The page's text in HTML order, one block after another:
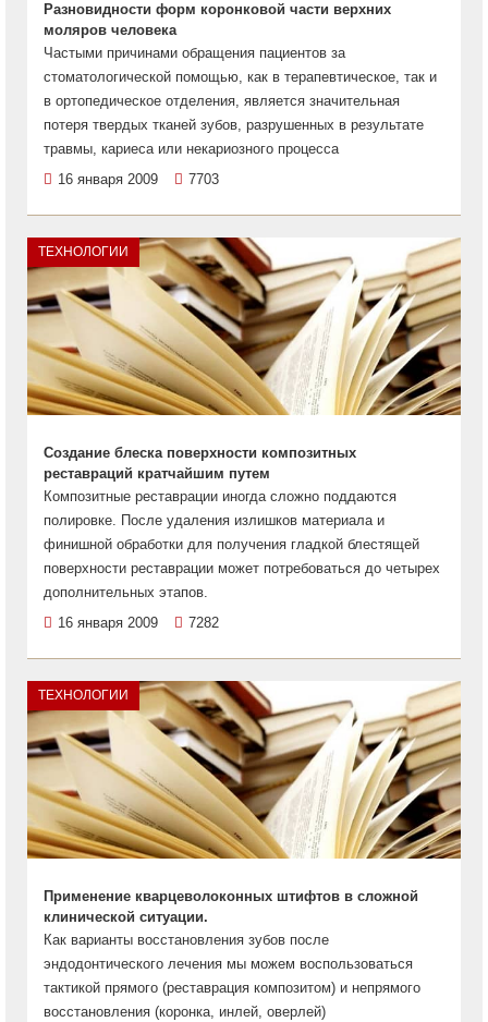
Разновидности форм коронковой части верхних
моляров человека
Частыми причинами обращения пациентов за
стоматологической помощью, как в терапевтическое, так и
в ортопедическое отделения, является значительная
потеря твердых тканей зубов, разрушенных в результате
травмы, кариеса или некариозного процесса
16 января 2009
7703
ТЕХНОЛОГИИ
Создание блеска поверхности композитных
реставраций кратчайшим путем
Композитные реставрации иногда сложно поддаются
полировке. После удаления излишков материала и
финишной обработки для получения гладкой блестящей
поверхности реставрации может потребоваться до четырех
дополнительных этапов.
16 января 2009
7282
ТЕХНОЛОГИИ
Применение кварцеволоконных штифтов в сложной
клинической ситуации.
Как варианты восстановления зубов после
эндодонтического лечения мы можем воспользоваться
тактикой прямого (реставрация композитом) и непрямого
восстановления (коронка, инлей, оверлей)